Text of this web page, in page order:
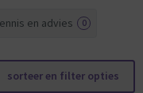
en advies 0
sorteer en filter opties